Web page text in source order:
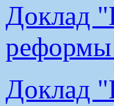
Доклад
Доклад